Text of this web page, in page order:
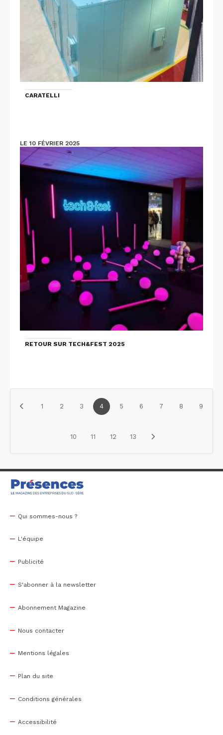
CARATELLI
LE 10 FÉVRIER 2025
RETOUR SUR TECH&FEST 2025
1 2 3 4 5 6 7 8 9
10 11 12 13
Qui sommes-nous ?
L'équipe
Publicité
S'abonner à la newsletter
Abonnement Magazine
Nous contacter
Mentions légales
Plan du site
Conditions générales
Accessibilité